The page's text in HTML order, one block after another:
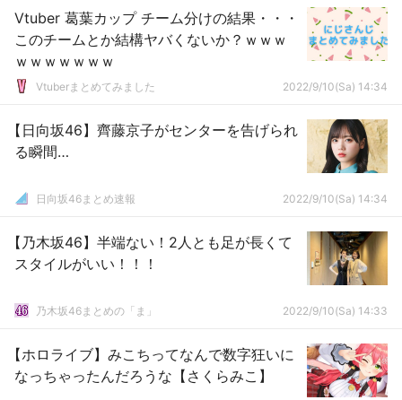
Vtuber 葛葉カップ チーム分けの結果・・・
このチームとか結構ヤバくないか？ｗｗｗ
ｗｗｗｗｗｗｗ
Vtuberまとめてみました 2022/9/10(Sa) 14:34
【日向坂46】齊藤京子がセンターを告げられ
る瞬間…
日向坂46まとめ速報 2022/9/10(Sa) 14:34
【乃木坂46】半端ない！2人とも足が長くて
スタイルがいい！！！
乃木坂46まとめの「ま」 2022/9/10(Sa) 14:33
【ホロライブ】みこちってなんで数字狂いに
なっちゃったんだろうな【さくらみこ】